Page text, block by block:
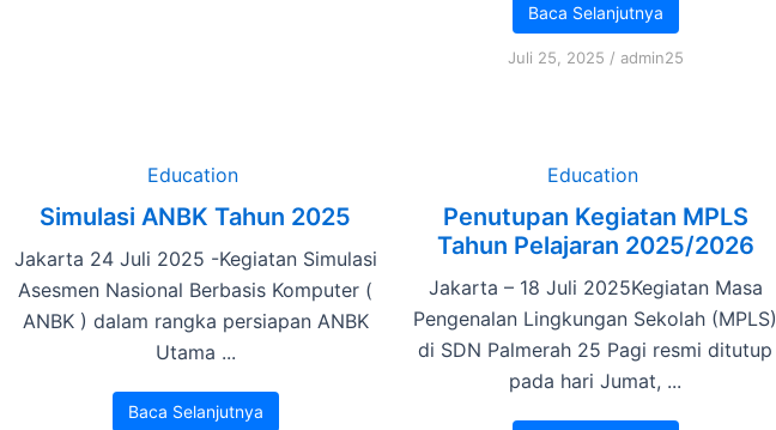
Baca Selanjutnya
Juli 25, 2025 / admin25
Education
Simulasi ANBK Tahun 2025
Jakarta 24 Juli 2025 -Kegiatan Simulasi
Asesmen Nasional Berbasis Komputer (
ANBK ) dalam rangka persiapan ANBK
Utama ...
Baca Selanjutnya
Education
Penutupan Kegiatan MPLS
Tahun Pelajaran 2025/2026
Jakarta – 18 Juli 2025Kegiatan Masa
Pengenalan Lingkungan Sekolah (MPLS)
di SDN Palmerah 25 Pagi resmi ditutup
pada hari Jumat, ...